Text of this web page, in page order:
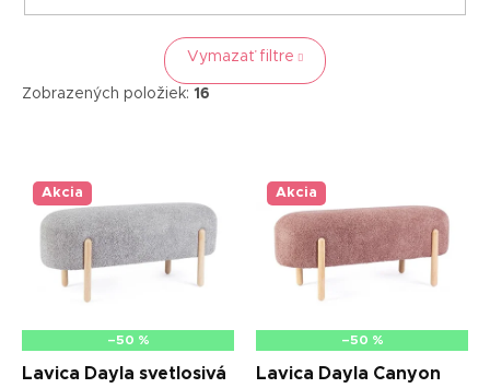
Vymazať filtre
Zobrazených položiek: 16
p
u
Akcia
–50 %
Lavica Dayla svetlosivá
Akcia
–50 %
Lavica Dayla Canyon